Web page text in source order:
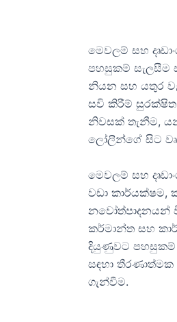
මෙවලම් සහ
පහසුකම් සැලසීම
නියන සහ යතුර
සවි කිරීම් සුරක්ෂිත
නිවසක් තැනීම,
ලෝලීන්ගේ සිට
මෙවලම් සහ
වඩා කාර්යක්ෂම,
නවෝත්පාදනයන්
කර්මාන්ත සහ
දියුණුවට පහසුකම්
සඳහා
ගැන්වීම.